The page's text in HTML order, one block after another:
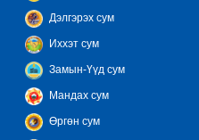
Дэлгэрэх сум
Иххэт сум
Замын-Үүд сум
Мандах сум
Өргөн сум